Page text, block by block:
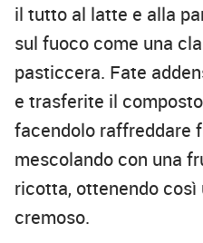
il tutto al latte e alla
sul fuoco come una
pasticcera. Fate
e trasferite il
facendolo raffreddare
mescolando con una
ricotta, ottenendo
cremoso.